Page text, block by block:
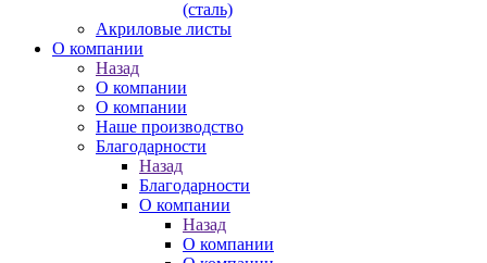
(сталь)
Акриловые листы
О компании
Назад
О компании
О компании
Наше производство
Благодарности
Назад
Благодарности
О компании
Назад
О компании